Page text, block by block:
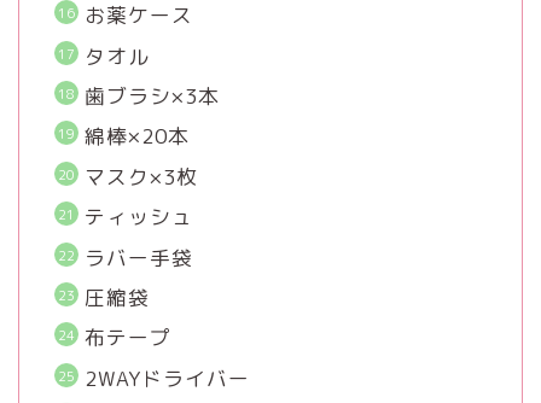
お薬ケース
タオル
歯ブラシ×3本
綿棒×20本
マスク×3枚
ティッシュ
ラバー手袋
圧縮袋
布テープ
2WAYドライバー